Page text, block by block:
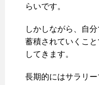
らいです。
しかしながら、自
蓄積されていくこ
してきます。
長期的にはサラリ